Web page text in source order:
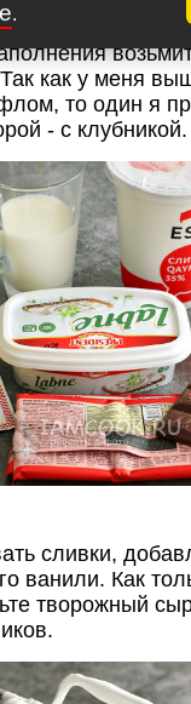
.
как у меня
то один я
- с клубникой.
сливки,
ванили. Как
творожный